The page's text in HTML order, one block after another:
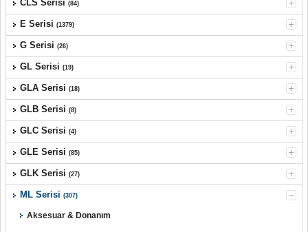
CLS Serisi (84)
E Serisi (1379)
G Serisi (26)
GL Serisi (19)
GLA Serisi (18)
GLB Serisi (8)
GLC Serisi (4)
GLE Serisi (85)
GLK Serisi (27)
ML Serisi (307)
Aksesuar & Donanım